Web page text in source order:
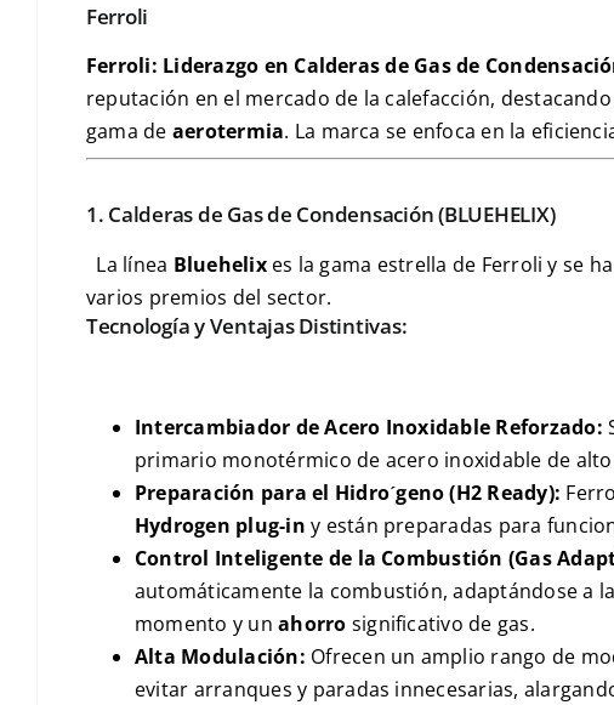
Ferroli
Ferroli: Liderazgo en Calderas de Gas de
reputación en el mercado de la calefacción,
gama de aerotermia. La marca se enfoca en la
1. Calderas de Gas de Condensación (BLUEHELIX)
La línea Bluehelixes la gama estrella de Ferroli y se
varios premios del sector.
Tecnología y Ventajas Distintivas:
Intercambiador deAcero Inoxidable Reforzado:
primario monotérmico de acero inoxidable de
Preparación para el Hidroˊgeno(H2 Ready):
Hydrogen plug-in y están preparadas para
Control Inteligente de la Combustión (Gas
automáticamente la combustión, adaptándose a
momento y unahorro significativo de gas.
Alta Modulación: Ofrecen un amplio rango de
evitar arranques y paradas innecesarias,